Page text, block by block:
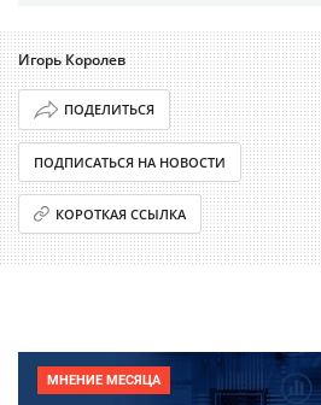
Игорь Королев
ПОДЕЛИТЬСЯ
ПОДПИСАТЬСЯ НА НОВОСТИ
КОРОТКАЯ ССЫЛКА
МНЕНИЕ МЕСЯЦА